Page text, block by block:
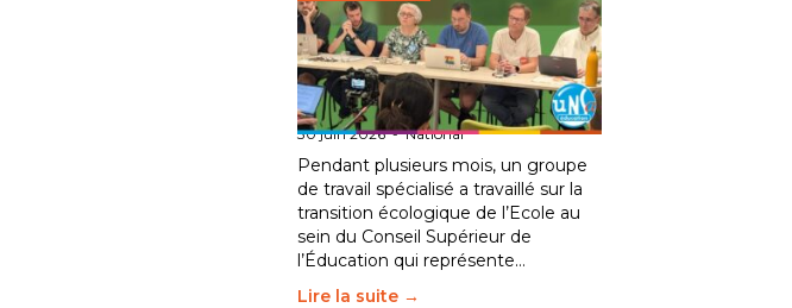
Transition écologique de
l’éducation : l’UNSA Éducation
fait bouger les lignes
30 juin 2026-National
Pendant plusieurs mois, un groupe
de travail spécialisé a travaillé sur la
transition écologique de l’Ecole au
sein du Conseil Supérieur de
l’Éducation qui représente…
Lire la suite →